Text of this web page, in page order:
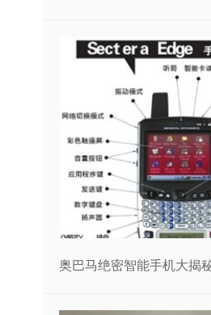
奥巴马绝密智能手机大揭